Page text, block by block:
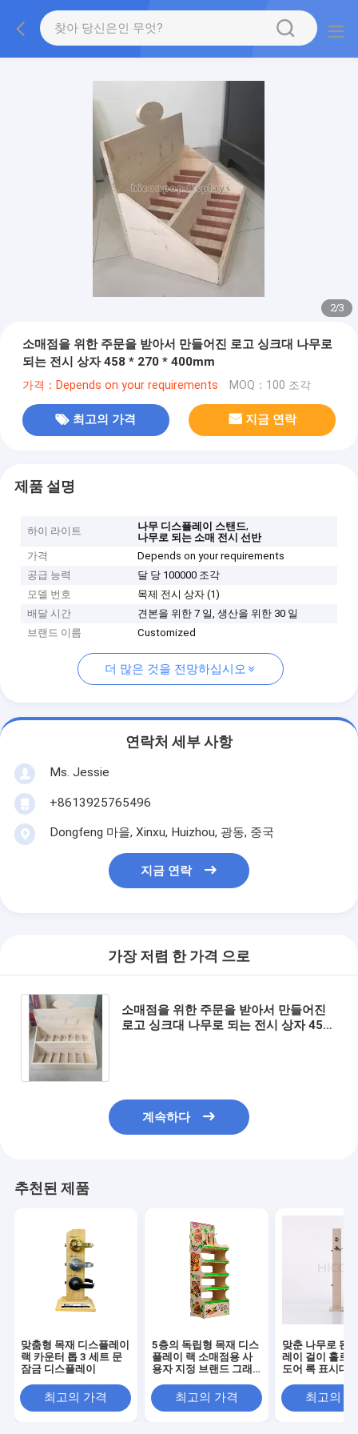
2/3
소매점을 위한 주문을 받아서 만들어진 로고 싱크대 나무로
되는 전시 상자 458 * 270 * 400mm
가격：Depends on your requirements MOQ：100 조각
최고의 가격 지금 연락
제품 설명
하이 라이트 나무 디스플레이 스탠드,
나무로 되는 소매 전시 선반
가격
Depends on your requirements
공급 능력
달 당 100000 조각
모델 번호
목제 전시 상자 (1)
배달 시간
견본을 위한 7 일, 생산을 위한 30 일
브랜드 이름
Customized
더 많은 것을 전망하십시오
연락처 세부 사항
Ms. Jessie
+8613925765496
Dongfeng 마을, Xinxu, Huizhou, 광동, 중국
지금 연락
가장 저렴 한 가격 으로
소매점을 위한 주문을 받아서 만들어진
로고 싱크대 나무로 되는 전시 상자 458
계속하다
추천된 제품
맞춤형 목재 디스플레이
랙 카운터 톱 3 세트 문
잠금 디스플레이
최고의 가격
5층의 독립형 목재 디스
플레이 랙 소매점용 사
용자 지정 브랜드 그래
최고의 가격
맞춘 나무로 된
레이 걸이 홀로
도어 록 표시대
최고의